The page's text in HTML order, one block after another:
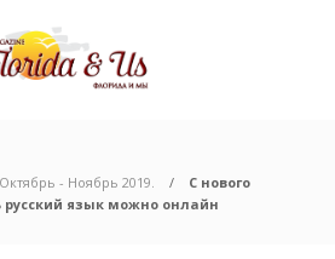
- Ноябрь 2019.
С нового
русский язык можно онлайн